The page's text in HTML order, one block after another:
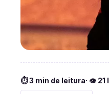
⏱ 3 min de leitura· 👁